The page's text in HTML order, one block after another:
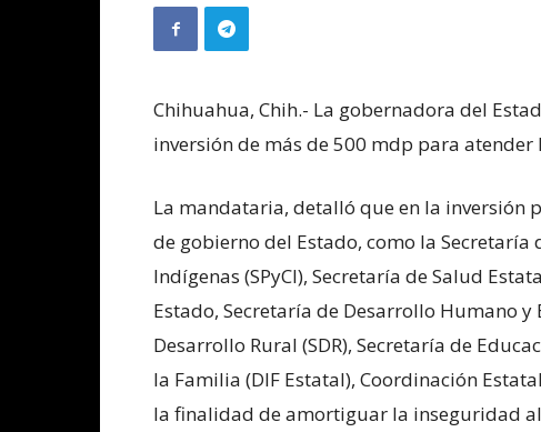
Chihuahua, Chih.- La gobernadora del
inversión de más de 500 mdp para
La mandataria, detalló que en la inversión
de gobierno del Estado, como la Secretaría
Indígenas (SPyCI), Secretaría de Salud
Estado, Secretaría de Desarrollo Humano y
Desarrollo Rural (SDR), Secretaría de
la Familia (DIF Estatal), Coordinación
la finalidad de amortiguar la inseguridad